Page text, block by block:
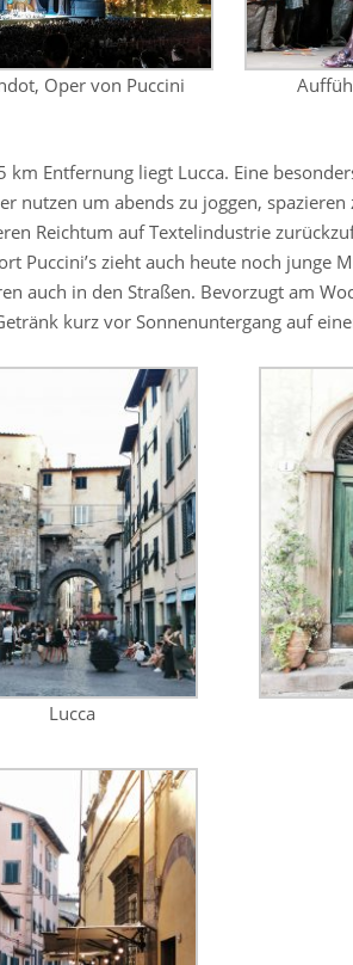
Oper von Puccini
km Entfernung liegt Lucca. Eine
nutzen um abends zu joggen,
Reichtum auf Textelindustrie
Puccini’s zieht auch heute noch junge
auch in den Straßen. Bevorzugt am
kurz vor Sonnenuntergang auf
Lucca